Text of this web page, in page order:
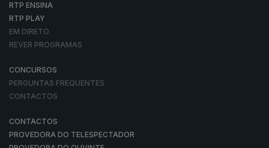
RTP ENSINA
RTP PLAY
EM DIRETO
REVER PROGRAMAS
CONCURSOS
PERGUNTAS FREQUENTES
CONTACTOS
CONTACTOS
PROVEDORA DO TELESPECTADOR